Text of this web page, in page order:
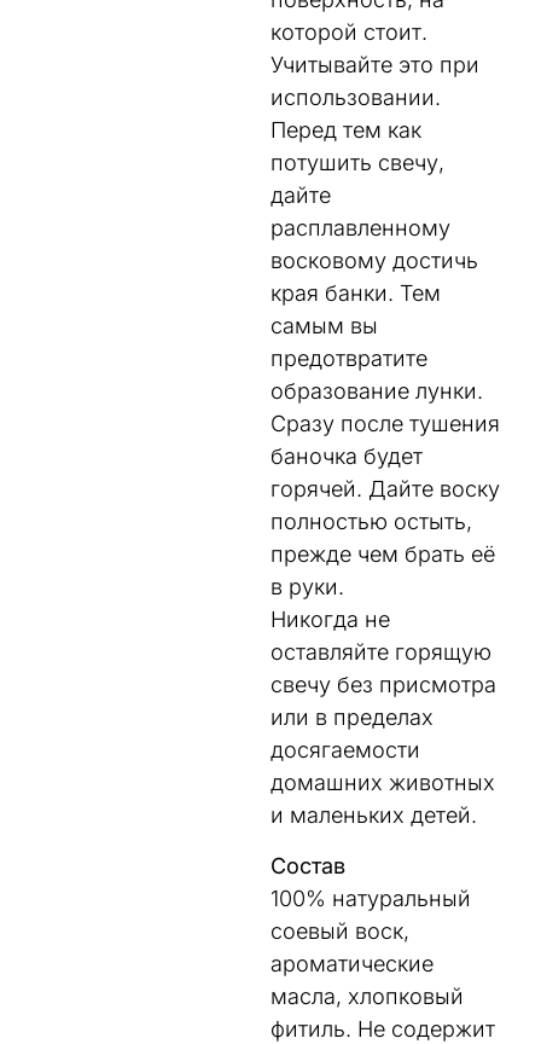
которой стоит.
Учитывайте это при
использовании.
Перед тем как
потушить свечу,
дайте
расплавленному
восковому достичь
края банки. Тем
самым вы
предотвратите
образование лунки.
Сразу после тушения
баночка будет
горячей. Дайте воску
полностью остыть,
прежде чем брать её
в руки.
Никогда не
оставляйте горящую
свечу без присмотра
или в пределах
досягаемости
домашних животных
и маленьких детей.
Состав
100% натуральный
соевый воск,
ароматические
масла, хлопковый
фитиль. Не содержит